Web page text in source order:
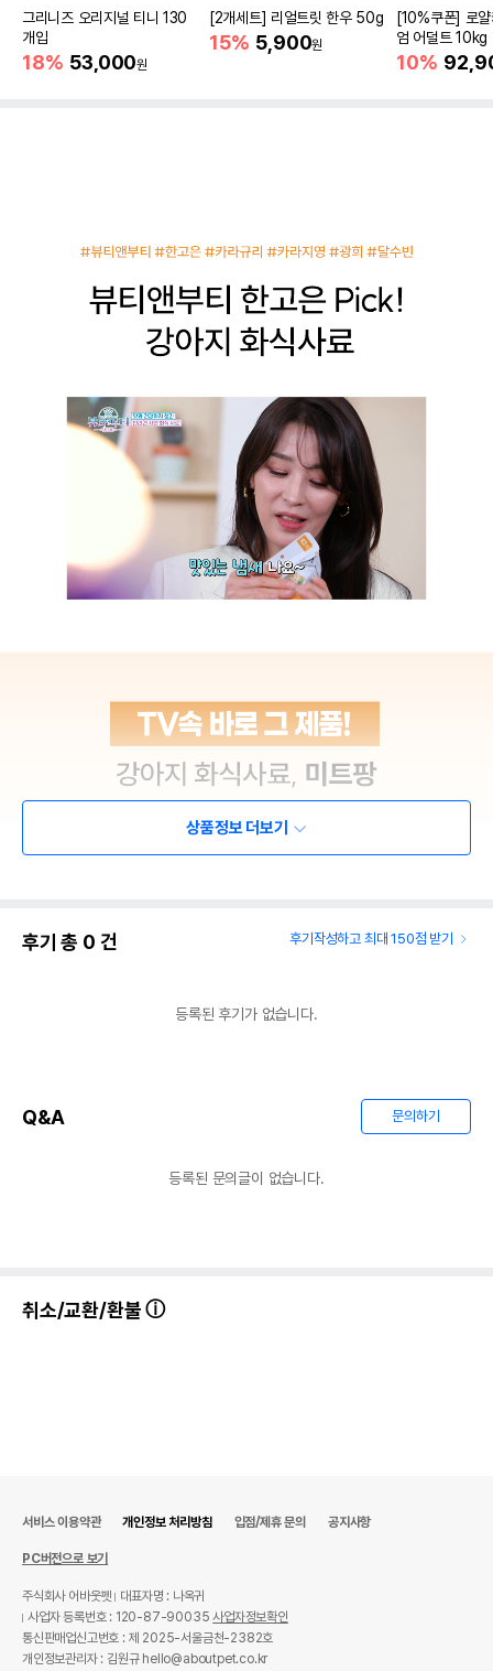
그리니즈 오리지널 티니 130
개입
18% 53,000원
[2개세트] 리얼트릿 한우 50g
15% 5,900원
[10%쿠폰] 로
엄 어덜트 10kg
증진
10%
상품정보 더보기
후기 총 0 건 후기작성하고 최대 150점 받기
등록된 후기가 없습니다.
Q&A 문의하기
등록된 문의글이 없습니다.
취소/교환/환불
서비스 이용약관 개인정보 처리방침 입점/제휴 문의 공지사항
PC버전으로 보기
주식회사 어바웃펫
대표자명 : 나옥귀
사업자 등록번호 : 120-87-90035사업자정보확인
통신판매업신고번호 : 제 2025-서울금천-2382호
개인정보관리자 : 김원규 hello@aboutpet.co.kr